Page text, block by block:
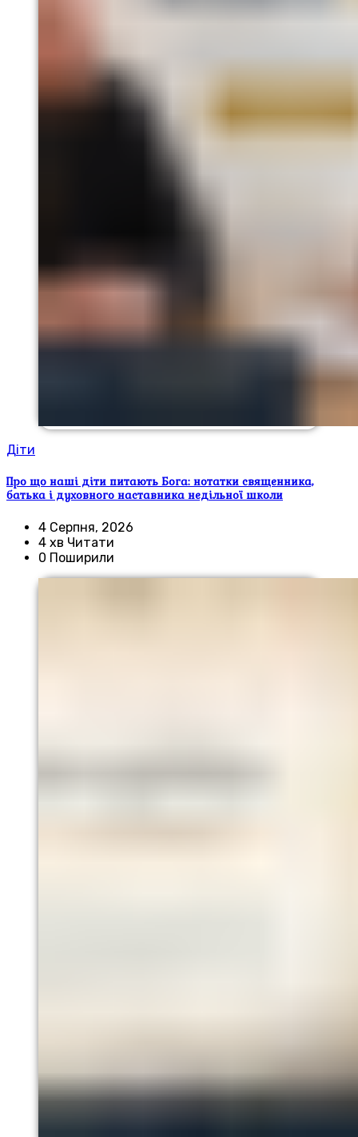
Діти
Про що наші діти питають Бога: нотатки священника,
батька і духовного наставника недільної школи
4 Серпня, 2026
4 хв Читати
0 Поширили